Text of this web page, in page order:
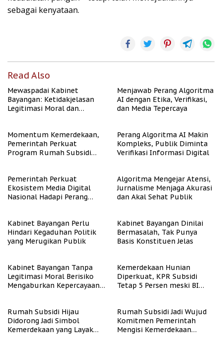
sebagai kenyataan.
Read Also
Mewaspadai Kabinet
Bayangan: Ketidakjelasan
Legitimasi Moral dan
Menjawab Perang Algoritma
AI dengan Etika, Verifikasi,
dan Media Tepercaya
Momentum Kemerdekaan,
Pemerintah Perkuat
Program Rumah Subsidi
Perang Algoritma AI Makin
Kompleks, Publik Diminta
Verifikasi Informasi Digital
Pemerintah Perkuat
Ekosistem Media Digital
Nasional Hadapi Perang
Algoritma Mengejar Atensi,
Jurnalisme Menjaga Akurasi
dan Akal Sehat Publik
Kabinet Bayangan Perlu
Hindari Kegaduhan Politik
yang Merugikan Publik
Kabinet Bayangan Dinilai
Bermasalah, Tak Punya
Basis Konstituen Jelas
Kabinet Bayangan Tanpa
Legitimasi Moral Berisiko
Mengaburkan Kepercayaan
Kemerdekaan Hunian
Diperkuat, KPR Subsidi
Tetap 5 Persen meski BI
Rumah Subsidi Hijau
Didorong Jadi Simbol
Kemerdekaan yang Layak
Rumah Subsidi Jadi Wujud
Komitmen Pemerintah
Mengisi Kemerdekaan